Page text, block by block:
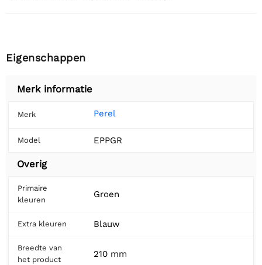
Eigenschappen
Merk informatie
Merk Perel
Model EPPGR
Overig
Primaire
kleuren
Groen
Extra kleuren Blauw
Breedte van
het product
210 mm